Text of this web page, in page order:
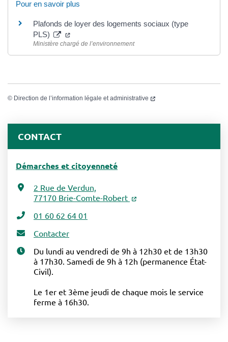
Pour en savoir plus
Plafonds de loyer des logements sociaux (type
PLS)
Ministère chargé de l’environnement
© Direction de l’information légale et administrative
CONTACT
Démarches et citoyenneté
2 Rue de Verdun,
77170 Brie-Comte-Robert
01 60 62 64 01
Contacter
Du lundi au vendredi de 9h à 12h30 et de 13h30
à 17h30. Samedi de 9h à 12h (permanence État-
Civil).
Le 1er et 3ème jeudi de chaque mois le service
ferme à 16h30.